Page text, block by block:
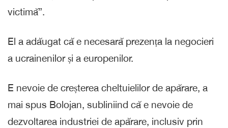
victimă”.
El a adăugat că e necesară prezența la negocieri
a ucrainenilor și a europenilor.
E nevoie de creșterea cheltuielilor de apărare, a
mai spus Bolojan, subliniind că e nevoie de
dezvoltarea industriei de apărare, inclusiv prin